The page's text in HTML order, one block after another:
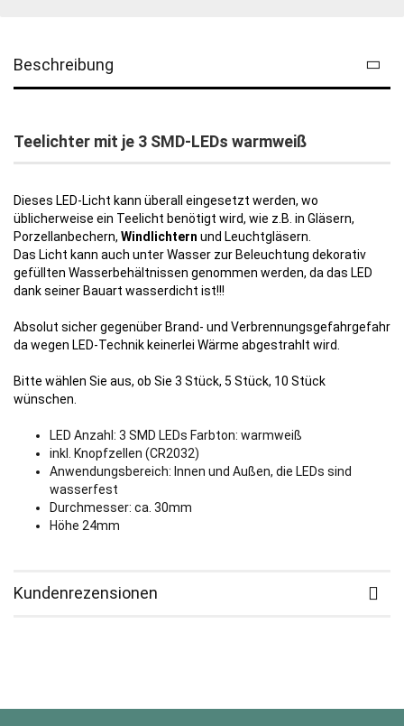
Beschreibung
Teelichter mit je 3 SMD-LEDs warmweiß
Dieses LED-Licht kann überall eingesetzt werden, wo
üblicherweise ein Teelicht benötigt wird, wie z.B. in Gläsern,
Porzellanbechern, Windlichtern und Leuchtgläsern.
Das Licht kann auch unter Wasser zur Beleuchtung dekorativ
gefüllten Wasserbehältnissen genommen werden, da das LED
dank seiner Bauart wasserdicht ist!!!
Absolut sicher gegenüber Brand- und Verbrennungsgefahrgefahr
da wegen LED-Technik keinerlei Wärme abgestrahlt wird.
Bitte wählen Sie aus, ob Sie 3 Stück, 5 Stück, 10 Stück
wünschen.
LED Anzahl: 3 SMD LEDs Farbton: warmweiß
inkl. Knopfzellen (CR2032)
Anwendungsbereich: Innen und Außen, die LEDs sind
wasserfest
Durchmesser: ca. 30mm
Höhe 24mm
Kundenrezensionen